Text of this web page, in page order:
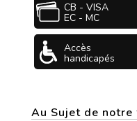
CB - VISA
EC - MC
Accès
handicapés
Au Sujet de notre